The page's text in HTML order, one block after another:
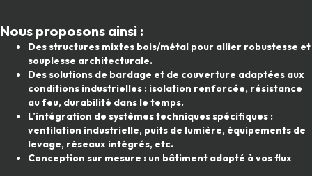
Nous proposons ainsi :
Des structures mixtes bois/métal pour allier robustesse et
souplesse architecturale.
Des solutions de bardage et de couverture adaptées aux
conditions industrielles : isolation renforcée, résistance
au feu, durabilité dans le temps.
L’intégration de systèmes techniques spécifiques :
ventilation industrielle, puits de lumière, équipements de
levage, réseaux intégrés, etc.
Conception sur mesure : un bâtiment adapté à vos flux